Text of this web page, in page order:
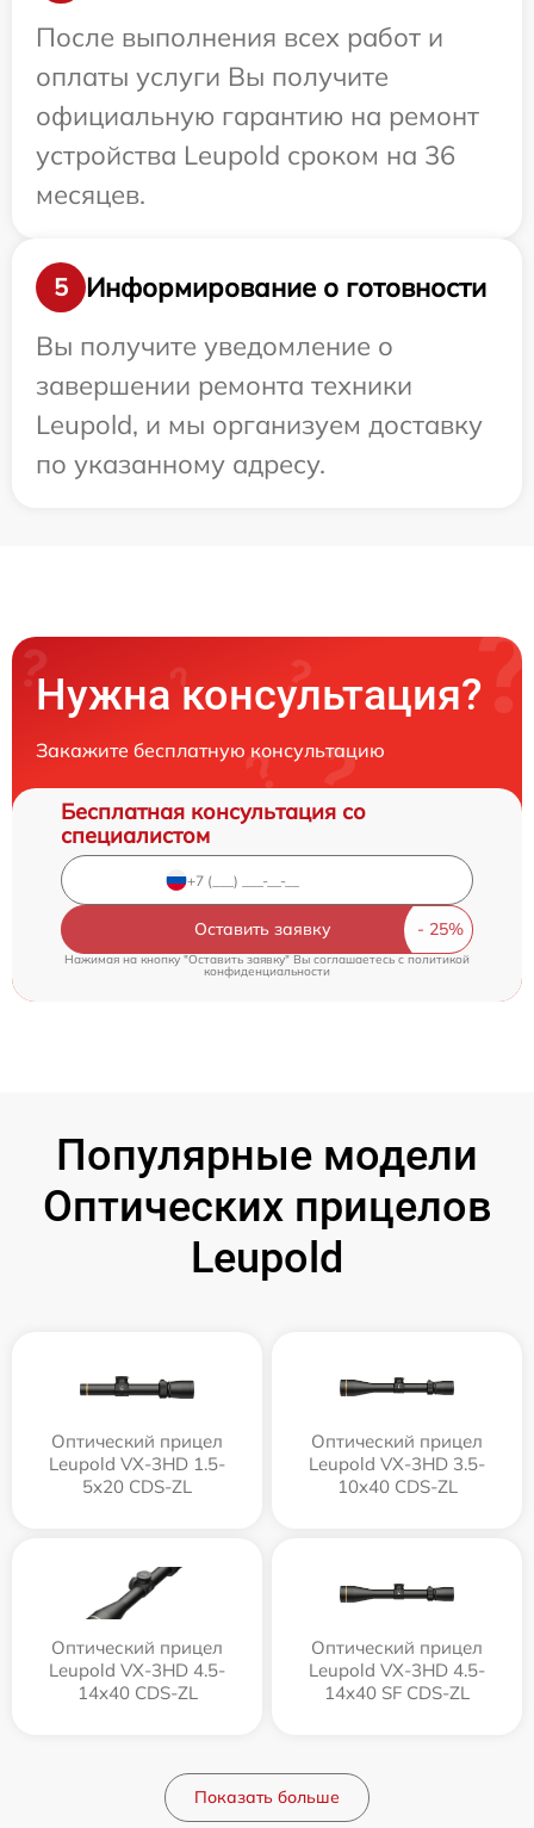
После выполнения всех работ и
оплаты услуги Вы получите
официальную гарантию на ремонт
устройства Leupold сроком на 36
месяцев.
5
Информирование о готовности
Вы получите уведомление о
завершении ремонта техники
Leupold, и мы организуем доставку
по указанному адресу.
Нужна консультация?
Закажите бесплатную консультацию
Бесплатная консультация со
специалистом
Оставить заявку
Нажимая на кнопку "Оставить заявку" Вы соглашаетесь c политикой
конфиденциальности
Популярные модели
Оптических прицелов
Leupold
Оптический прицел
Leupold VX-3HD 1.5-
5x20 CDS-ZL
Оптический прицел
Leupold VX-3HD 3.5-
10x40 CDS-ZL
Оптический прицел
Leupold VX-3HD 4.5-
14x40 CDS-ZL
Оптический прицел
Leupold VX-3HD 4.5-
14x40 SF CDS-ZL
Показать больше